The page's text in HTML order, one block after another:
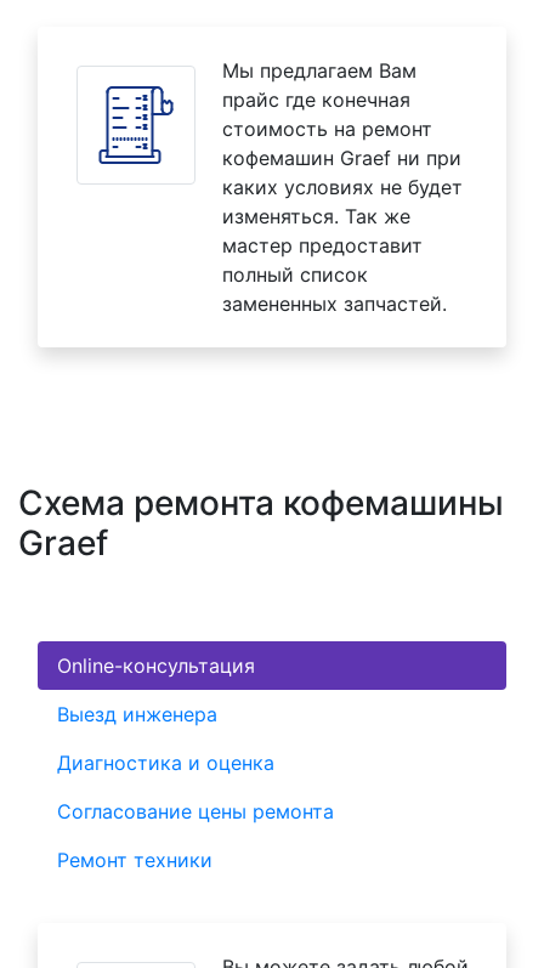
Мы предлагаем Вам
прайс где конечная
стоимость на ремонт
кофемашин Graef ни при
каких условиях не будет
изменяться. Так же
мастер предоставит
полный список
замененных запчастей.
Схема ремонта кофемашины
Graef
Online-консультация
Выезд инженера
Диагностика и оценка
Согласование цены ремонта
Ремонт техники